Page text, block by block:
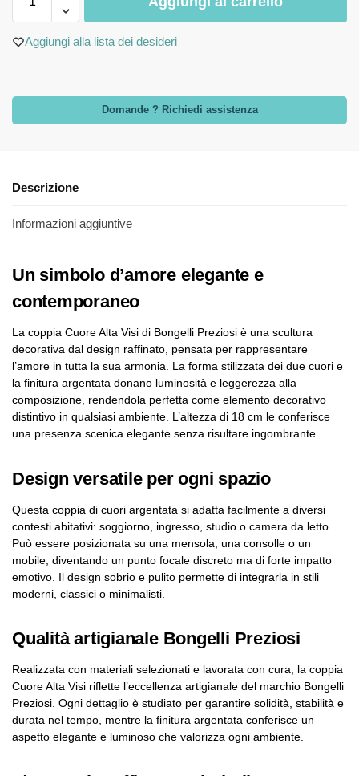
Aggiungi alla lista dei desideri
Domande ? Richiedi assistenza
Descrizione
Informazioni aggiuntive
Un simbolo d’amore elegante e
contemporaneo
La coppia Cuore Alta Visi di Bongelli Preziosi è una scultura
decorativa dal design raffinato, pensata per rappresentare
l’amore in tutta la sua armonia. La forma stilizzata dei due cuori e
la finitura argentata donano luminosità e leggerezza alla
composizione, rendendola perfetta come elemento decorativo
distintivo in qualsiasi ambiente. L’altezza di 18 cm le conferisce
una presenza scenica elegante senza risultare ingombrante.
Design versatile per ogni spazio
Questa coppia di cuori argentata si adatta facilmente a diversi
contesti abitativi: soggiorno, ingresso, studio o camera da letto.
Può essere posizionata su una mensola, una consolle o un
mobile, diventando un punto focale discreto ma di forte impatto
emotivo. Il design sobrio e pulito permette di integrarla in stili
moderni, classici o minimalisti.
Qualità artigianale Bongelli Preziosi
Realizzata con materiali selezionati e lavorata con cura, la coppia
Cuore Alta Visi riflette l’eccellenza artigianale del marchio Bongelli
Preziosi. Ogni dettaglio è studiato per garantire solidità, stabilità e
durata nel tempo, mentre la finitura argentata conferisce un
aspetto elegante e luminoso che valorizza ogni ambiente.